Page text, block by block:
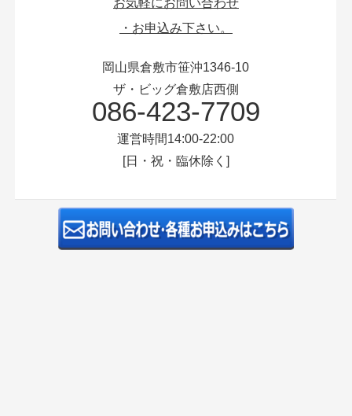
お気軽にお問い合わせ
・お申込み下さい。
岡山県倉敷市笹沖1346-10
ザ・ビッグ倉敷店西側
086-423-7709
運営時間14:00-22:00
[日・祝・臨休除く]